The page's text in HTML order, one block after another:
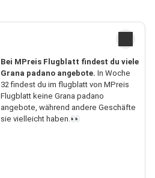
Bei MPreis Flugblatt findest du viele
Grana padano angebote. In Woche
32 findest du im flugblatt von MPreis
Flugblatt keine Grana padano
angebote, während andere Geschäfte
sie vielleicht haben.👀